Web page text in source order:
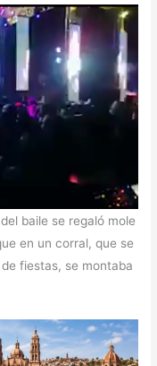
baile se regaló mole
en un corral, que se
fiestas, se montaba